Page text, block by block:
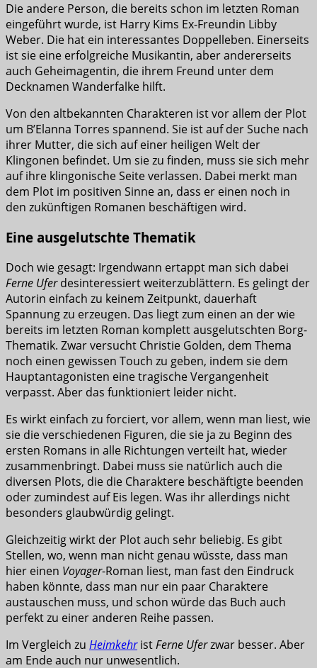
Die andere Person, die bereits schon im letzten Roman
eingeführt wurde, ist Harry Kims Ex-Freundin Libby
Weber. Die hat ein interessantes Doppelleben. Einerseits
ist sie eine erfolgreiche Musikantin, aber andererseits
auch Geheimagentin, die ihrem Freund unter dem
Decknamen Wanderfalke hilft.
Von den altbekannten Charakteren ist vor allem der Plot
um B’Elanna Torres spannend. Sie ist auf der Suche nach
ihrer Mutter, die sich auf einer heiligen Welt der
Klingonen befindet. Um sie zu finden, muss sie sich mehr
auf ihre klingonische Seite verlassen. Dabei merkt man
dem Plot im positiven Sinne an, dass er einen noch in
den zukünftigen Romanen beschäftigen wird.
Eine ausgelutschte Thematik
Doch wie gesagt: Irgendwann ertappt man sich dabei
Ferne Uferdesinteressiert weiterzublättern. Es gelingt der
Autorin einfach zu keinem Zeitpunkt, dauerhaft
Spannung zu erzeugen. Das liegt zum einen an der wie
bereits im letzten Roman komplett ausgelutschten Borg-
Thematik. Zwar versucht Christie Golden, dem Thema
noch einen gewissen Touch zu geben, indem sie dem
Hauptantagonisten eine tragische Vergangenheit
verpasst. Aber das funktioniert leider nicht.
Es wirkt einfach zu forciert, vor allem, wenn man liest, wie
sie die verschiedenen Figuren, die sie ja zu Beginn des
ersten Romans in alle Richtungen verteilt hat, wieder
zusammenbringt. Dabei muss sie natürlich auch die
diversen Plots, die die Charaktere beschäftigte beenden
oder zumindest auf Eis legen. Was ihr allerdings nicht
besonders glaubwürdig gelingt.
Gleichzeitig wirkt der Plot auch sehr beliebig. Es gibt
Stellen, wo, wenn man nicht genau wüsste, dass man
hier einen Voyager-Roman liest, man fast den Eindruck
haben könnte, dass man nur ein paar Charaktere
austauschen muss, und schon würde das Buch auch
perfekt zu einer anderen Reihe passen.
Im Vergleich zu HeimkehristFerne Uferzwar besser. Aber
am Ende auch nur unwesentlich.